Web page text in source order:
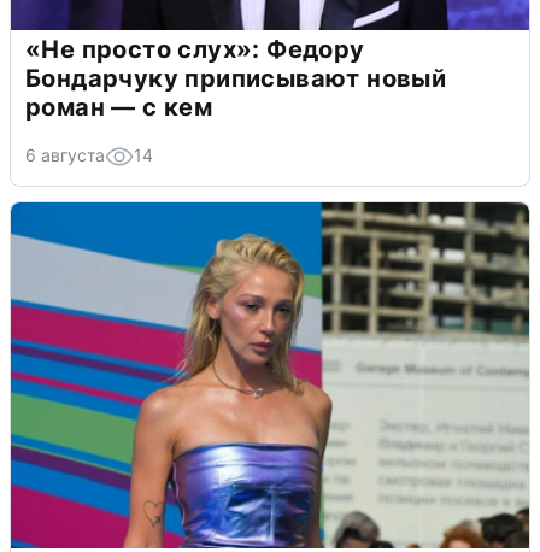
«Не просто слух»: Федору
Бондарчуку приписывают новый
роман — с кем
6 августа 14